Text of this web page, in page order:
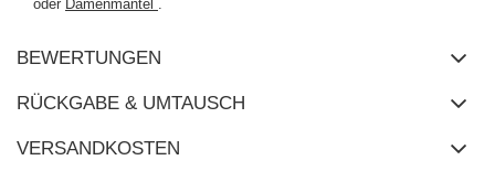
oder Damenmantel
BEWERTUNGEN
RÜCKGABE & UMTAUSCH
VERSANDKOSTEN